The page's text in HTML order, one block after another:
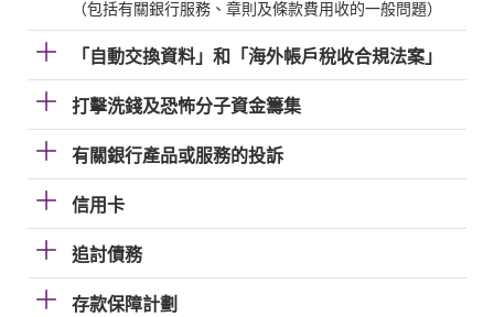
（包括有關銀行服務、章則及條款費用收的一般問題）
「自動交換資料」和「海外帳戶稅收合規法案」
打擊洗錢及恐怖分子資金籌集
有關銀行產品或服務的投訴
信用卡
追討債務
存款保障計劃